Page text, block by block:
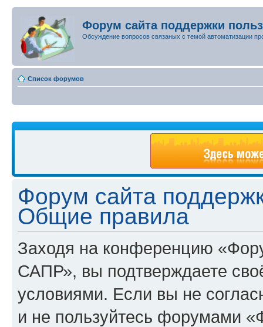
Форум сайта поддержки
Обсуждение вопросов связаных с темой автоматизации
Список форумов
Форум сайта
Общие правила
Заходя на конференцию
САПР», вы подтверждаете
условиями. Если вы не
и не пользуйтесь форумами